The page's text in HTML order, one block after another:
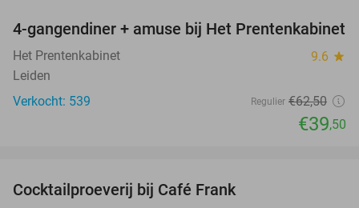
37%
4-gangendiner + amuse bij Het Prentenkabinet
Het Prentenkabinet 9.6 star
Leiden
Verkocht: 539
Regulier €62,50
€39,50
Cocktailproeverij bij Café Frank